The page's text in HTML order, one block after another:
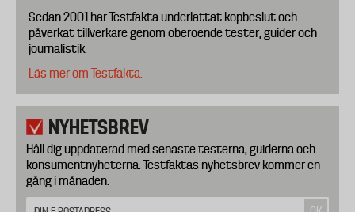
Sedan 2001 har Testfakta underlättat köpbeslut och
påverkat tillverkare genom oberoende tester, guider och
journalistik.
Läs mer om Testfakta.
NYHETSBREV
Håll dig uppdaterad med senaste testerna, guiderna och
konsumentnyheterna. Testfaktas nyhetsbrev kommer en
gång i månaden.